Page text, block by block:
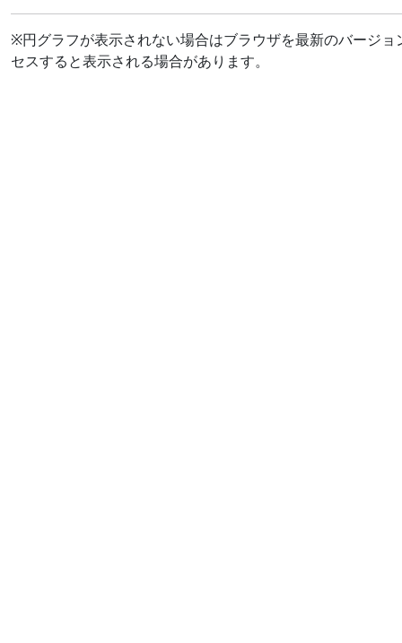
※円グラフが表示されない場合はブラウザを最新のバージ
セスすると表示される場合があります。